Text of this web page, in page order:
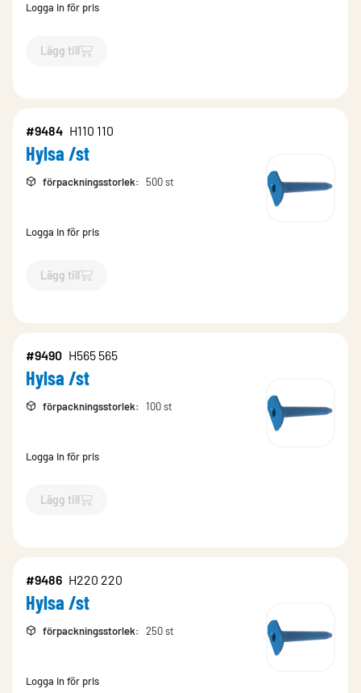
Logga in för pris
Lägg till
`$Lägg till
#9484 H110 110
Hylsa /st
förpackningsstorlek: 500 st
Logga in för pris
Lägg till
`$Lägg till
#9490 H565 565
Hylsa /st
förpackningsstorlek: 100 st
Logga in för pris
Lägg till
`$Lägg till
#9486 H220 220
Hylsa /st
förpackningsstorlek: 250 st
Logga in för pris